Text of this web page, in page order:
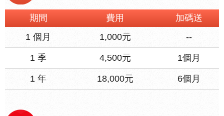
期間 費用
加碼送
1 個月
1,000元 --
1 季 4,500元 1個月
1 年 18,000元 6個月